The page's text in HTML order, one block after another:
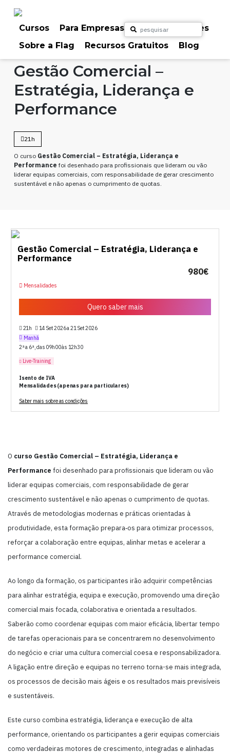
Cursos Para Empresas
Para Particulares
Sobre a Flag
Recursos Gratuitos Blog
Home Cursos Outros
Gestão Comercial –
Estratégia, Liderança e
Performance
21h
O curso Gestão Comercial – Estratégia, Liderança e
Performance foi desenhado para profissionais que lideram ou vão
liderar equipas comerciais, com responsabilidade de gerar crescimento
sustentável e não apenas o cumprimento de quotas.
O curso Gestão Comercial – Estratégia, Liderança e
Performance foi desenhado para profissionais que lideram ou vão
liderar equipas comerciais, com responsabilidade de gerar
crescimento sustentável e não apenas o cumprimento de quotas.
Através de metodologias modernas e práticas orientadas à
produtividade, esta formação prepara‑os para otimizar processos,
reforçar a colaboração entre equipas, alinhar metas e acelerar a
performance comercial.
Ao longo da formação, os participantes irão adquirir competências
para alinhar estratégia, equipa e execução, promovendo uma direção
comercial mais focada, colaborativa e orientada a resultados.
Saberão como coordenar equipas com maior eficácia, libertar tempo
de tarefas operacionais para se concentrarem no desenvolvimento
do negócio e criar uma cultura comercial coesa e responsabilizadora.
A ligação entre direção e equipas no terreno torna-se mais integrada,
os processos de decisão mais ágeis e os resultados mais previsíveis
e sustentáveis.
Este curso combina estratégia, liderança e execução de alta
performance, orientando os participantes a gerir equipas comerciais
como verdadeiras motores de crescimento, integradas e alinhadas
Gestão Comercial – Estratégia, Liderança e
Performance
980€
Mensalidades
Quero saber mais
21h
14 Set 2026 a 21 Set 2026
Manhã
2ª a 6ª, das 09h00 às 12h30
Live-Training
Isento de IVA
Mensalidades (apenas para particulares)
Saber mais sobre as condições